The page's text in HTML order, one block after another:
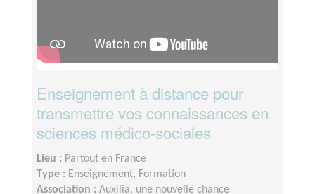
Enseignement à distance pour
transmettre vos connaissances en
sciences médico-sociales
Lieu : Partout en France
Type : Enseignement, Formation
Association : Auxilia, une nouvelle chance